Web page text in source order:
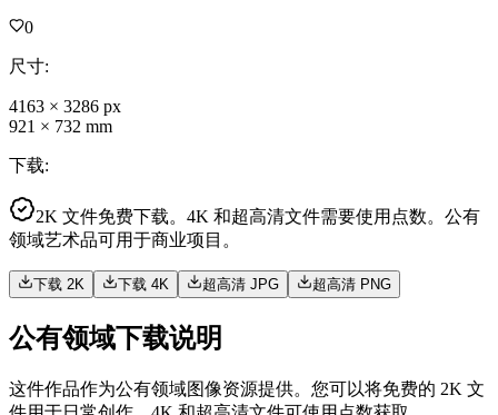
0
尺寸:
4163 × 3286 px
921 × 732 mm
下载:
2K 文件免费下载。4K 和超高清文件需要使用点数。公有
领域艺术品可用于商业项目。
下载 2K 下载 4K 超高清 JPG 超高清 PNG
公有领域下载说明
这件作品作为公有领域图像资源提供。您可以将免费的 2K 文